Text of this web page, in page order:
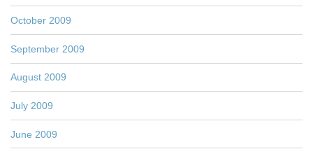
October 2009
September 2009
August 2009
July 2009
June 2009